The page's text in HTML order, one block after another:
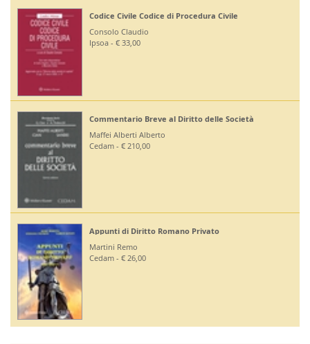
Codice Civile Codice di Procedura Civile
Consolo Claudio
Ipsoa - € 33,00
Commentario Breve al Diritto delle Società
Maffei Alberti Alberto
Cedam - € 210,00
Appunti di Diritto Romano Privato
Martini Remo
Cedam - € 26,00